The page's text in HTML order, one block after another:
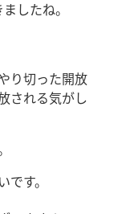
したね。
り切った開放
される気がし
す。